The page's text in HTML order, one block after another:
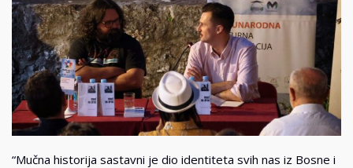
“Mučna historija sastavni je dio identiteta svih nas iz Bosne i